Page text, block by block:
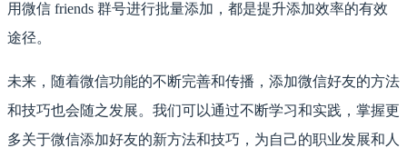
用微信 friends 群号进行批量添加，都是提升添加效率的有效
途径。
未来，随着微信功能的不断完善和传播，添加微信好友的方法
和技巧也会随之发展。我们可以通过不断学习和实践，掌握更
多关于微信添加好友的新方法和技巧，为自己的职业发展和人